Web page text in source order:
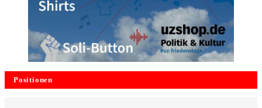
Positionen